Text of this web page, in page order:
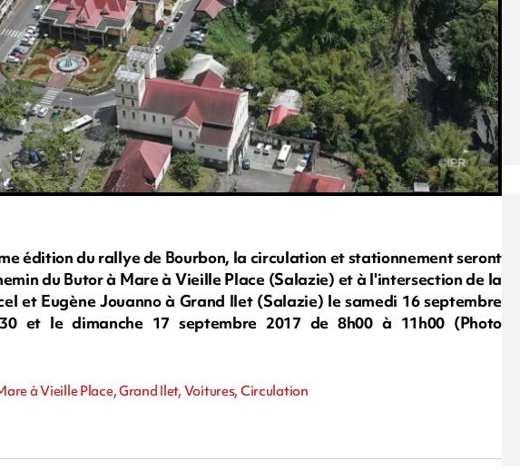
édition du rallye de Bourbon, la circulation et stationnement seront
du Butor à Mare à Vieille Place (Salazie) et à l'intersection de la
et Eugène Jouanno à Grand Ilet (Salazie) le samedi 16 septembre
et le dimanche 17 septembre 2017 de 8h00 à 11h00 (Photo
à Vieille Place, Grand Ilet, Voitures, Circulation